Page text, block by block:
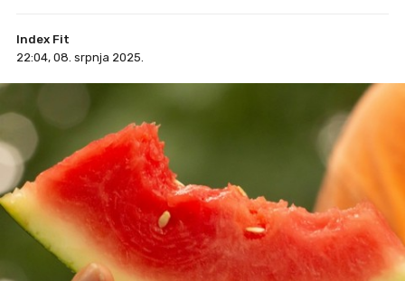
Index Fit
22:04, 08. srpnja 2025.